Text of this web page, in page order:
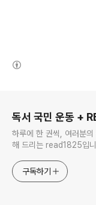
독서 국민 운동 +
하루에 한 권씩, 여러분
해 드리는 read1825입
구독하기